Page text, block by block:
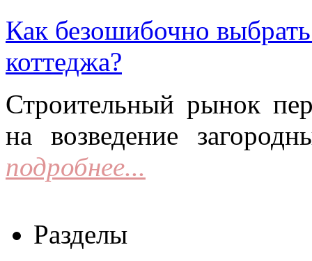
Как безошибочно
коттеджа?
Строительный рынок
на возведение
подробнее...
Разделы